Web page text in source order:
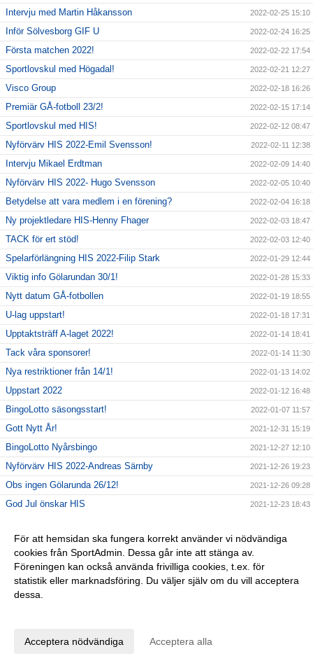
Intervju med Martin Håkansson 2022-02-25 15:10
Inför Sölvesborg GIF U 2022-02-24 16:25
Första matchen 2022! 2022-02-22 17:54
Sportlovskul med Högadal! 2022-02-21 12:27
Visco Group 2022-02-18 16:26
Premiär GÅ-fotboll 23/2! 2022-02-15 17:14
Sportlovskul med HIS! 2022-02-12 08:47
Nyförvärv HIS 2022-Emil Svensson! 2022-02-11 12:38
Intervju Mikael Erdtman 2022-02-09 14:40
Nyförvärv HIS 2022- Hugo Svensson 2022-02-05 10:40
Betydelse att vara medlem i en förening? 2022-02-04 16:18
Ny projektledare HIS-Henny Fhager 2022-02-03 18:47
TACK för ert stöd! 2022-02-03 12:40
Spelarförlängning HIS 2022-Filip Stark 2022-01-29 12:44
Viktig info Gölarundan 30/1! 2022-01-28 15:33
Nytt datum GÅ-fotbollen 2022-01-19 18:55
U-lag uppstart! 2022-01-18 17:31
Upptaktsträff A-laget 2022! 2022-01-14 18:41
Tack våra sponsorer! 2022-01-14 11:30
Nya restriktioner från 14/1! 2022-01-13 14:02
Uppstart 2022 2022-01-12 16:48
BingoLotto säsongsstart! 2022-01-07 11:57
Gott Nytt År! 2021-12-31 15:19
BingoLotto Nyårsbingo 2021-12-27 12:10
Nyförvärv HIS 2022-Andreas Särnby 2021-12-26 19:23
Obs ingen Gölarunda 26/12! 2021-12-26 09:28
God Jul önskar HIS 2021-12-23 18:43
BingoLotter Uppesittarkvällen 2021-12-21 12:17
Uppmärksamhet Karlshamns Kommun
Nyförvärv HIS 2022-Sebastian Wikell 2021-12-19 14:59
Gölarundan 4:e advent
KM 2021 INSTÄLLT
För att hemsidan ska fungera korrekt använder vi nödvändiga
cookies från SportAdmin. Dessa går inte att stänga av.
Föreningen kan också använda frivilliga cookies, t.ex. för
statistik eller marknadsföring. Du väljer själv om du vill acceptera
dessa.
Acceptera nödvändiga Acceptera alla